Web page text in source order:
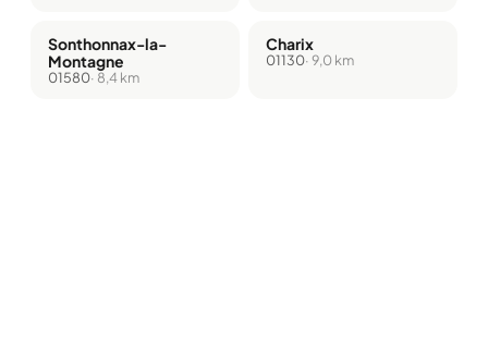
Sonthonnax-la-
Montagne
01580· 8,4 km
Charix
01130· 9,0 km